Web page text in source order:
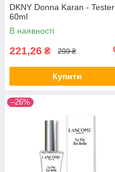
DKNY Donna Karan - Tester
60ml
В наявності
221,26 ₴ 299 ₴
Купити
–26%